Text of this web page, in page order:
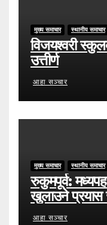
मुख्य समाचार स्थानीय समाचार
विजयश्वरी
उत्तीर्ण
आहा सञ्चार
मुख्य समाचार स्थानीय समाचार
रुकुमपूर्व:
खुलाउने प्रयास
आहा सञ्चार